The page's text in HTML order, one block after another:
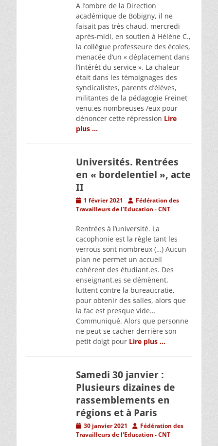
A l’ombre de la Direction
académique de Bobigny, il ne
faisait pas très chaud, mercredi
après-midi, en soutien à Hélène C.,
la collègue professeure des écoles,
menacée d’un « déplacement dans
l’intérêt du service ». La chaleur
était dans les témoignages des
syndicalistes, parents d’élèves,
militantes de la pédagogie Freinet
venu.es nombreuses /eux pour
dénoncer cette répression Lire
plus …
Universités. Rentrées
en « bordelentiel », acte
II
Posted
on
1 février 2021 AuthorFédération des
Travailleurs de l'Education - CNT
Rentrées à l’université. La
cacophonie est la règle tant les
verrous sont nombreux (…) Aucun
plan ne permet un accueil
cohérent des étudiant.es. Des
enseignant.es se démènent,
luttent contre la bureaucratie,
pour obtenir des salles, alors que
la fac est presque vide…
Communiqué. Alors que personne
ne peut se cacher derrière son
petit doigt pour Lire plus …
Samedi 30 janvier :
Plusieurs dizaines de
rassemblements en
régions et à Paris
Posted
on
30 janvier 2021 AuthorFédération des
Travailleurs de l'Education - CNT